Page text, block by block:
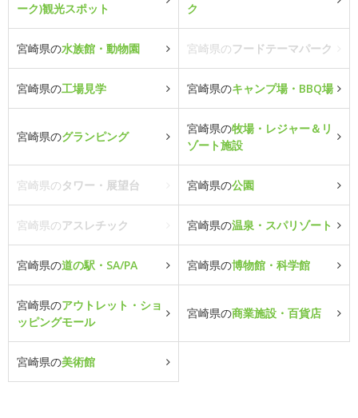
ーク)観光スポット
ク
宮崎県の水族館・動物園 宮崎県のフードテーマパーク
宮崎県の工場見学 宮崎県のキャンプ場・BBQ場
宮崎県のグランピング
宮崎県の牧場・レジャー＆リ
ゾート施設
宮崎県のタワー・展望台 宮崎県の公園
宮崎県のアスレチック 宮崎県の温泉・スパリゾート
宮崎県の道の駅・SA/PA 宮崎県の博物館・科学館
宮崎県のアウトレット・ショ
ッピングモール
宮崎県の商業施設・百貨店
宮崎県の美術館